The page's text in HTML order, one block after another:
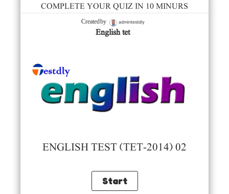
COMPLETE YOUR QUIZ IN 10 MINURS
Created by admintestdly
English tet
ENGLISH TEST (TET-2014) 02